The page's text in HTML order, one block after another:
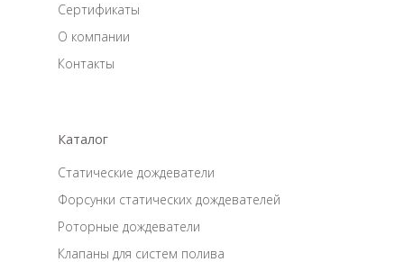
Сертификаты
О компании
Контакты
Статические дождеватели
Форсунки статических дождевателей
Роторные дождеватели
Клапаны для систем полива
Каталог